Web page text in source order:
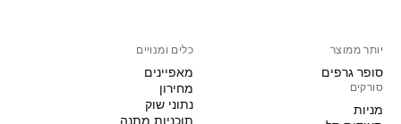
יותר ממוצר
סופר גרפים
סורקים
מניות‏
כלים ומנויים
מאפיינים
מחירון
נתוני שוק
תוכניות מתנה